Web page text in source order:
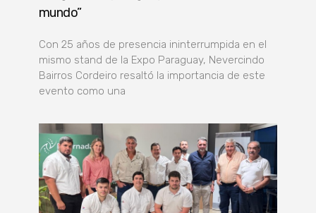
mundo”
Con 25 años de presencia ininterrumpida en el
mismo stand de la Expo Paraguay, Nevercindo
Bairros Cordeiro resaltó la importancia de este
evento como una